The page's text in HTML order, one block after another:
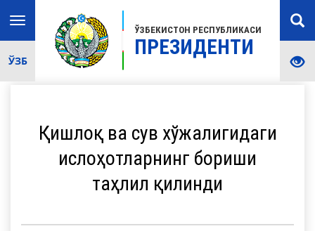
ЎЗБЕКИСТОН РЕСПУБЛИКАСИ
ПРЕЗИДЕНТИ
Toggle
navigation
ЎЗБ
Қишлоқ ва сув хўжалигидаги
ислоҳотларнинг бориши
таҳлил қилинди